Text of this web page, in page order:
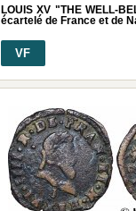
LOUIS XV "THE WELL-
écartelé de France et de
VF